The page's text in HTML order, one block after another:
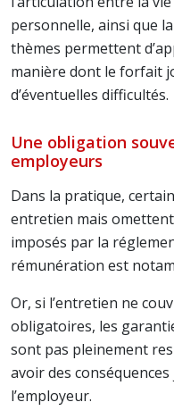
personnelle, ainsi que
thèmes permettent
manière dont le forfait
d’éventuelles difficultés.
Une obligation
employeurs
Dans la pratique,
entretien mais omettent
imposés par la
rémunération est
Or, si l’entretien ne
obligatoires, les
sont pas pleinement
avoir des
l’employeur.